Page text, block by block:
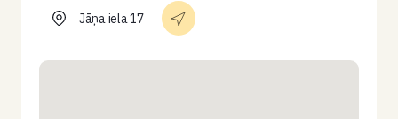
Jāņa iela 17